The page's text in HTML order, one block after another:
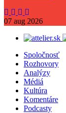
07 aug 2026
Spoločnosť
Rozhovory
Analýzy
Médiá
Kultúra
Komentáre
Podcasty